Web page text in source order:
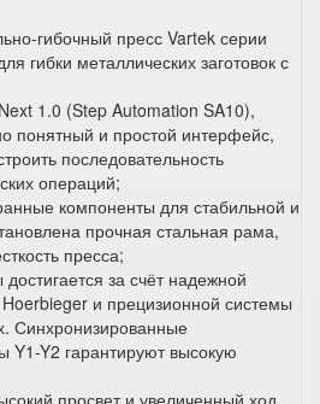
гибочный пресс Vartek серии
гибки металлических заготовок с
1.0 (Step Automation SA10),
понятный и простой интерфейс,
последовательность
операций;
компоненты для стабильной и
прочная стальная рама,
пресса;
за счёт надежной
и прецизионной системы
Синхронизированные
Y1-Y2 гарантируют высокую